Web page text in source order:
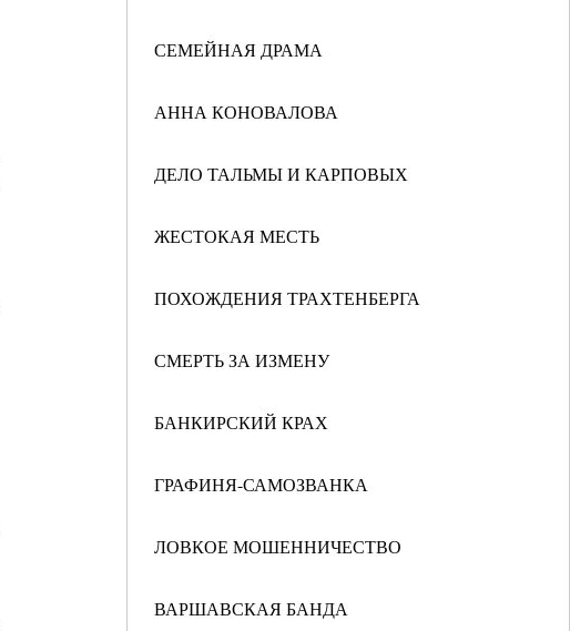
СЕМЕЙНАЯ ДРАМА
АННА КОНОВАЛОВА
ДЕЛО ТАЛЬМЫ И КАРПОВЫХ
ЖЕСТОКАЯ МЕСТЬ
ПОХОЖДЕНИЯ ТРАХТЕНБЕРГА
СМЕРТЬ ЗА ИЗМЕНУ
БАНКИРСКИЙ КРАХ
ГРАФИНЯ-САМОЗВАНКА
ЛОВКОЕ МОШЕННИЧЕСТВО
ВАРШАВСКАЯ БАНДА